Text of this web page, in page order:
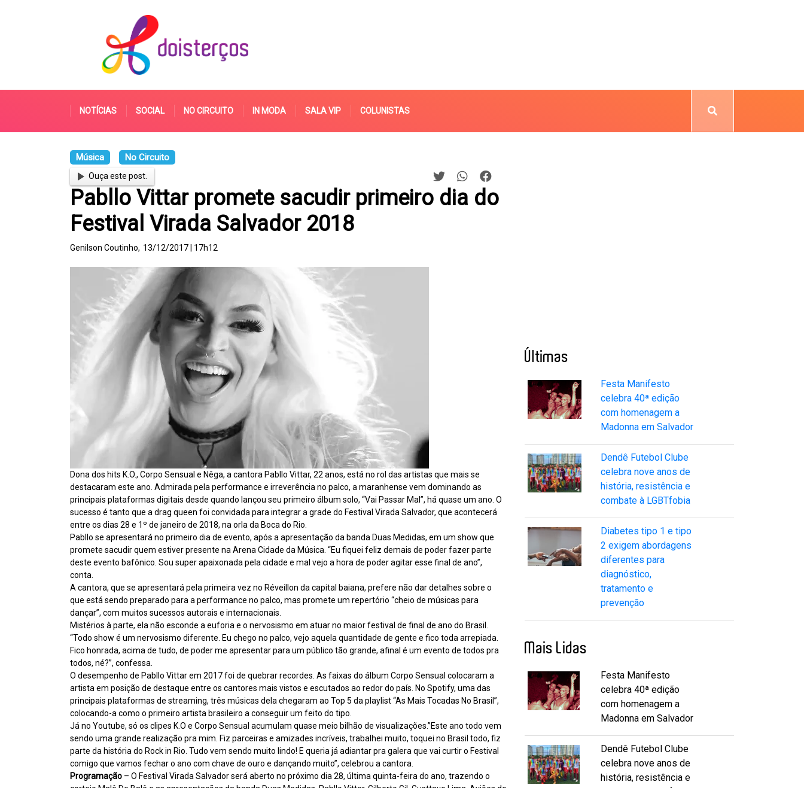
NOTÍCIAS SOCIAL NO CIRCUITO IN MODA SALA VIP COLUNISTAS
Música No Circuito
Ouça este post.
Pabllo Vittar promete sacudir primeiro dia do
Festival Virada Salvador 2018
Genilson Coutinho, 13/12/2017 | 17h12
Dona dos hits K.O., Corpo Sensual e Nêga, a cantora Pabllo Vittar, 22 anos, está no rol das artistas que mais se
destacaram este ano. Admirada pela performance e irreverência no palco, a maranhense vem dominando as
principais plataformas digitais desde quando lançou seu primeiro álbum solo, “Vai Passar Mal”, há quase um ano. O
sucesso é tanto que a drag queen foi convidada para integrar a grade do Festival Virada Salvador, que acontecerá
entre os dias 28 e 1º de janeiro de 2018, na orla da Boca do Rio.
Pabllo se apresentará no primeiro dia de evento, após a apresentação da banda Duas Medidas, em um show que
promete sacudir quem estiver presente na Arena Cidade da Música. “Eu fiquei feliz demais de poder fazer parte
deste evento bafônico. Sou super apaixonada pela cidade e mal vejo a hora de poder agitar esse final de ano”,
conta.
A cantora, que se apresentará pela primeira vez no Réveillon da capital baiana, prefere não dar detalhes sobre o
que está sendo preparado para a performance no palco, mas promete um repertório “cheio de músicas para
dançar”, com muitos sucessos autorais e internacionais.
Mistérios à parte, ela não esconde a euforia e o nervosismo em atuar no maior festival de final de ano do Brasil.
“Todo show é um nervosismo diferente. Eu chego no palco, vejo aquela quantidade de gente e fico toda arrepiada.
Fico honrada, acima de tudo, de poder me apresentar para um público tão grande, afinal é um evento de todos pra
todos, né?”, confessa.
O desempenho de Pabllo Vittar em 2017 foi de quebrar recordes. As faixas do álbum Corpo Sensual colocaram a
artista em posição de destaque entre os cantores mais vistos e escutados ao redor do país. No Spotify, uma das
principais plataformas de streaming, três músicas dela chegaram ao Top 5 da playlist “As Mais Tocadas No Brasil”,
colocando-a como o primeiro artista brasileiro a conseguir um feito do tipo.
Já no Youtube, só os clipes K.O e Corpo Sensual acumulam quase meio bilhão de visualizações.”Este ano todo vem
sendo uma grande realização pra mim. Fiz parceiras e amizades incríveis, trabalhei muito, toquei no Brasil todo, fiz
parte da história do Rock in Rio. Tudo vem sendo muito lindo! E queria já adiantar pra galera que vai curtir o Festival
comigo que vamos fechar o ano com chave de ouro e dançando muito”, celebrou a cantora.
Programação – O Festival Virada Salvador será aberto no próximo dia 28, última quinta-feira do ano, trazendo o
Últimas
Festa Manifesto
celebra 40ª edição
com homenagem a
Madonna em Salvador
Dendê Futebol Clube
celebra nove anos de
história, resistência e
combate à LGBTfobia
Diabetes tipo 1 e tipo
2 exigem abordagens
diferentes para
diagnóstico,
tratamento e
prevenção
Mais Lidas
Festa Manifesto
celebra 40ª edição
com homenagem a
Madonna em Salvador
Dendê Futebol Clube
celebra nove anos de
história, resistência e